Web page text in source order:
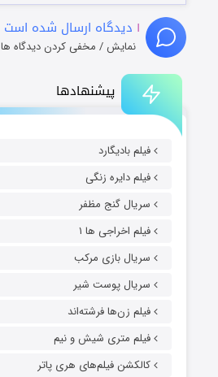
پیشنهادها
فیلم بادیگارد
فیلم دایره زنگی
سریال گنج مظفر
فیلم اخراجی ها ۱
سریال بازی مرکب
سریال پوست شیر
فیلم زن‌ها فرشته‌اند
فیلم متری شیش و نیم
کالکشن فیلم‌های هری پاتر
۱ دیدگاه ارسال شده است
نمایش / مخفی کردن دیدگاه ها